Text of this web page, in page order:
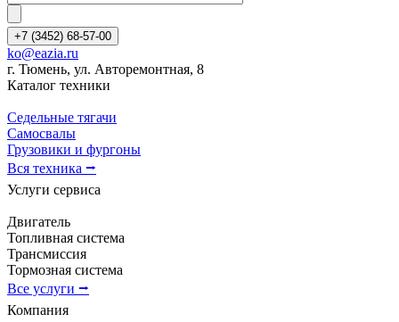
+7 (3452) 68-57-00
ko@eazia.ru
г. Тюмень, ул. Авторемонтная, 8
Каталог техники
Седельные тягачи
Самосвалы
Грузовики и фургоны
Вся техника ⭢
Услуги сервиса
Двигатель
Топливная система
Трансмиссия
Тормозная система
Все услуги ⭢
Компания